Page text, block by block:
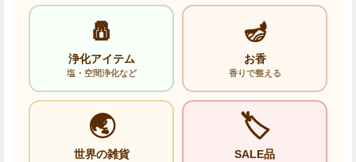
🧂
浄化アイテム
塩・空間浄化など
🪔
お香
香りで整える
🌏
世界の雑貨
🏷️
SALE品